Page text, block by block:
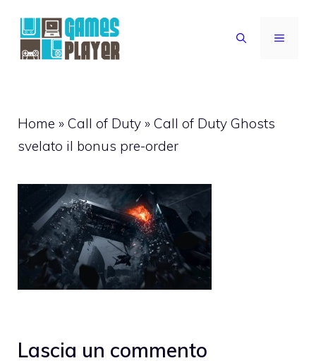
contenuto
MENU
Home » Call of Duty » Call of Duty Ghosts
svelato il bonus pre-order
Lascia un commento